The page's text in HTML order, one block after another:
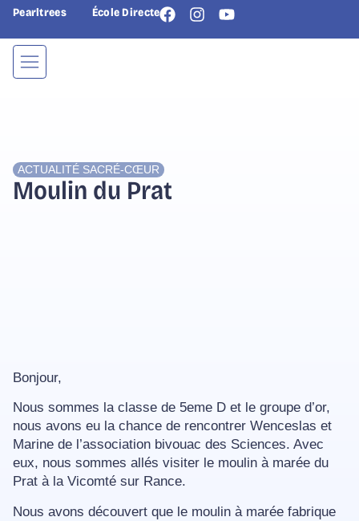
Pearltrees École Directe
ACTUALITÉ SACRÉ-CŒUR
Moulin du Prat
Bonjour,
Nous sommes la classe de 5eme D et le groupe d’or,
nous avons eu la chance de rencontrer Wenceslas et
Marine de l’association bivouac des Sciences. Avec
eux, nous sommes allés visiter le moulin à marée du
Prat à la Vicomté sur Rance.
Nous avons découvert que le moulin à marée fabrique